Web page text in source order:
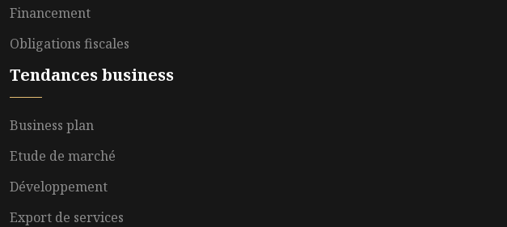
Financement
Obligations fiscales
Tendances business
Business plan
Etude de marché
Développement
Export de services